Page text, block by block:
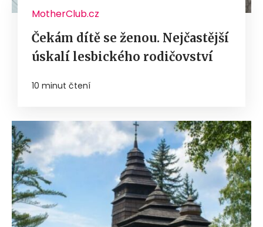
MotherClub.cz
Čekám dítě se ženou. Nejčastější
úskalí lesbického rodičovství
10 minut čtení